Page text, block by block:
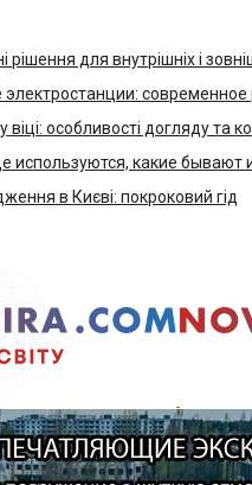
для внутрішніх і
современное
особливості догляду та
используются, какие
в Києві: покроковий гід